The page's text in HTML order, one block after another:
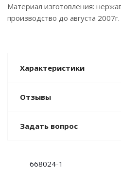
Материал изготовления:
производство до августа 2007г.
Характеристики
Отзывы
Задать вопрос
668024-1